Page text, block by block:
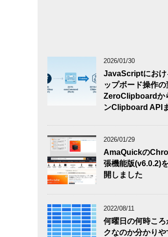
2026/01/30
JavaScriptにおけ
ップボード操作の
ZeroClipboardか
ンClipboard API
2026/01/29
AmaQuickの
張機能版(v6.0.2)
開しました
2022/08/11
何曜日の何時ころ
クなのか分かりや